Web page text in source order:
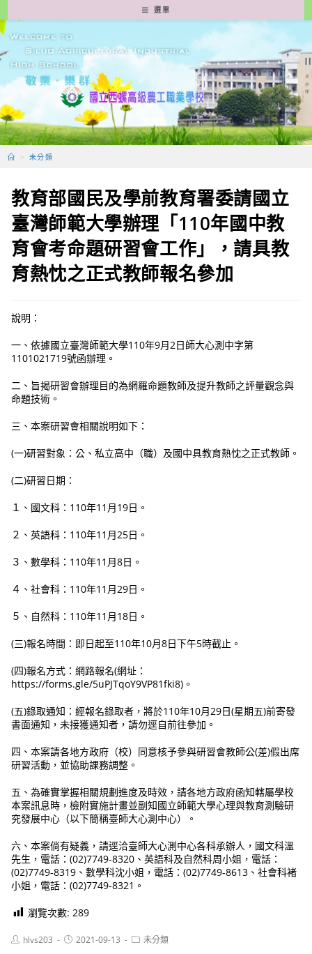
轉
至
要
容
選單
> 未分類
教育部國民及學前教育署委請國立
臺灣師範大學辦理「110年國中教
育會考命題研習會工作」，請具教
育熱忱之正式教師報名參加
說明：
一、依據國立臺灣師範大學110年9月2日師大心測中字第
1101021719號函辦理。
二、旨揭研習會辦理目的為網羅命題教師及提升教師之評量觀念與
命題技術。
三、本案研習會相關說明如下：
(一)研習對象：公、私立高中（職）及國中具教育熱忱之正式教師。
(二)研習日期：
１、國文科：110年11月19日。
２、英語科：110年11月25日。
３、數學科：110年11月8日。
４、社會科：110年11月29日。
５、自然科：110年11月18日。
(三)報名時間：即日起至110年10月8日下午5時截止。
(四)報名方式：網路報名(網址：
https://forms.gle/5uPJTqoY9VP81fki8)。
(五)錄取通知：經報名錄取者，將於110年10月29日(星期五)前寄發
書面通知，未接獲通知者，請勿逕自前往參加。
四、本案請各地方政府（校）同意核予參與研習會教師公(差)假出席
研習活動，並協助課務調整。
五、為確實掌握相關規劃進度及時效，請各地方政府函知轄屬學校
本案訊息時，檢附實施計畫並副知國立師範大學心理與教育測驗研
究發展中心（以下簡稱臺師大心測中心）。
六、本案倘有疑義，請逕洽臺師大心測中心各科承辦人，國文科溫
先生，電話：(02)7749-8320、英語科及自然科周小姐，電話：
(02)7749-8319、數學科沈小姐，電話：(02)7749-8613、社會科褚
小姐，電話：(02)7749-8321。
瀏覽次數: 289
Posthlvs203
Post2021-09-13
Post未分類